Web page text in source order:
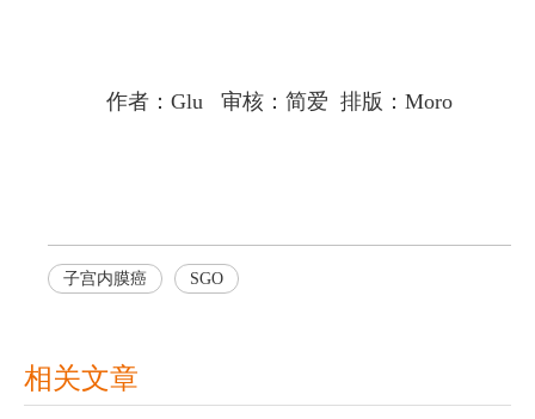
作者：Glu 审核：简爱 排版：Moro
子宫内膜癌 SGO
相关文章